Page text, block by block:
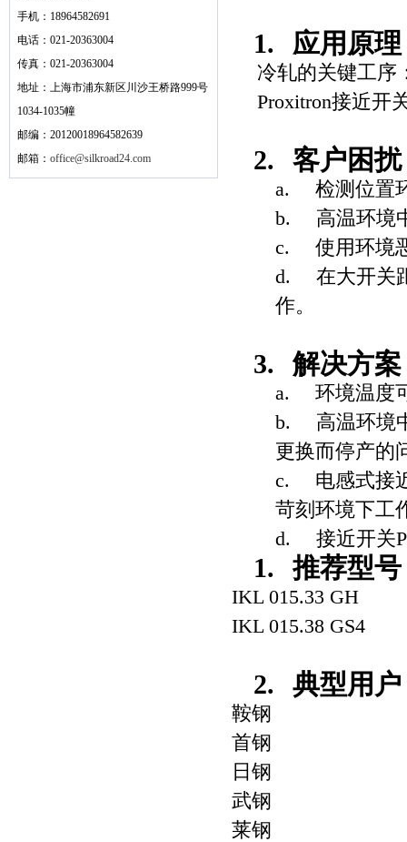
手机：18964582691
电话：021-20363004
传真：021-20363004
地址：上海市浦东新区川沙王桥路999号
1034-1035幢
邮编：20120018964582639
邮箱： office@silkroad24.com
1. 应用原理
冷轧的关键工序
Proxitron接近开
2. 客户困扰
a.
检测位置
b.
高温环境
c.
使用环境
d.
在大开关
作。
3. 解决方案
a.
环境温度
b.
高温环境
更换而停产的
c.
电感式接
苛刻环境下工
d.
接近开关
1. 推荐型号
IKL 015.33 GH
IKL 015.38 GS4
2. 典型用户
鞍钢
首钢
日钢
武钢
莱钢